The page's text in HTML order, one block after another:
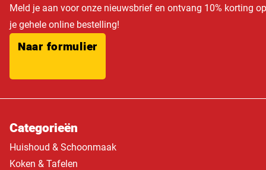
Meld je aan voor onze nieuwsbrief en ontvang 10% korting op
je gehele online bestelling!
Naar formulier
Categorieën
Huishoud & Schoonmaak
Koken & Tafelen